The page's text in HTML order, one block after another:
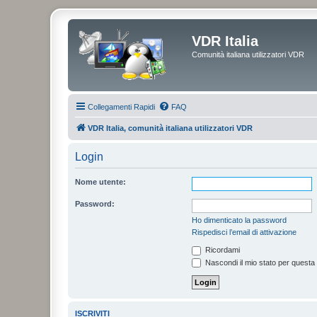
VDR Italia
Comunità italiana utilizzatori VDR
Collegamenti Rapidi FAQ
VDR Italia, comunità italiana utilizzatori VDR
Login
Nome utente:
Password:
Ho dimenticato la password
Rispedisci l’email di attivazione
Ricordami
Nascondi il mio stato per
ISCRIVITI